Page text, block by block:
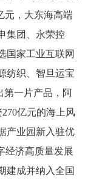
元， 大东海高端
集团、永荣控
国家工业互联网
纺织、智旦运宝
第一片产品，阿
亿元的海上风
产业园新入驻优
经济高质量发展
建成并纳入全国